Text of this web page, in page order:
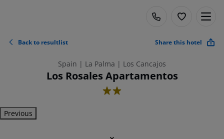
Back to resultlist Share this hotel
Spain | La Palma | Los Cancajos
Los Rosales Apartamentos
2
Previous